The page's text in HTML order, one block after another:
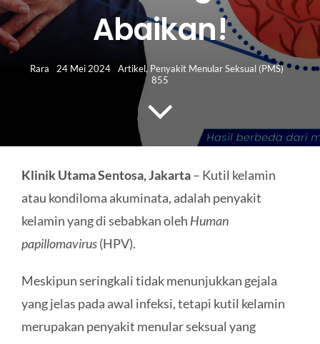
HUBUNGI KAMI
Search
for:
Abaikan!
Rara 24 Mei 2024 Artikel, Penyakit Menular Seksual (PMS)
855
Klinik Utama Sentosa, Jakarta– Kutil kelamin
atau kondiloma akuminata, adalah penyakit
kelamin yang di sebabkan oleh Human
papillomavirus(HPV).
Meskipun seringkali tidak menunjukkan gejala
yang jelas pada awal infeksi, tetapi kutil kelamin
merupakan penyakit menular seksual yang